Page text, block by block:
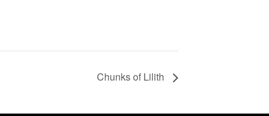
Chunks of Lilith